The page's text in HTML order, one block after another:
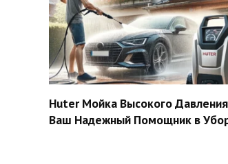
Huter Мойка Высокого
Ваш Надежный Помощник в